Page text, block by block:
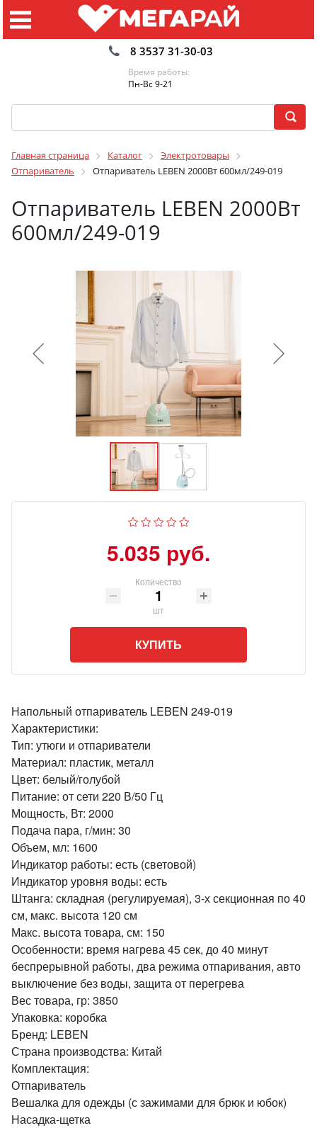
8 3537 31-30-03
Время работы:
Пн-Вс 9-21
Главная страница Каталог
Электротовары
Отпариватель
Отпариватель LEBEN 2000Вт 600мл/249-019
Отпариватель LEBEN 2000Вт
600мл/249-019
5.035 руб.
Количество
шт
КУПИТЬ
Напольный отпариватель LEBEN 249-019
Характеристики:
Тип: утюги и отпариватели
Материал: пластик, металл
Цвет: белый/голубой
Питание: от сети 220 В/50 Гц
Мощность, Вт: 2000
Подача пара, г/мин: 30
Объем, мл: 1600
Индикатор работы: есть (световой)
Индикатор уровня воды: есть
Штанга: складная (регулируемая), 3-х секционная по 40
см, макс. высота 120 см
Макс. высота товара, см: 150
Особенности: время нагрева 45 сек, до 40 минут
беспрерывной работы, два режима отпаривания, авто
выключение без воды, защита от перегрева
Вес товара, гр: 3850
Упаковка: коробка
Бренд: LEBEN
Страна производства: Китай
Комплектация:
Отпариватель
Вешалка для одежды (с зажимами для брюк и юбок)
Насадка-щетка